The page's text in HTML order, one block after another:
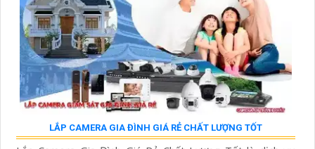
LẮP CAMERA GIA ĐÌNH GIÁ RẺ CHẤT LƯỢNG TỐT